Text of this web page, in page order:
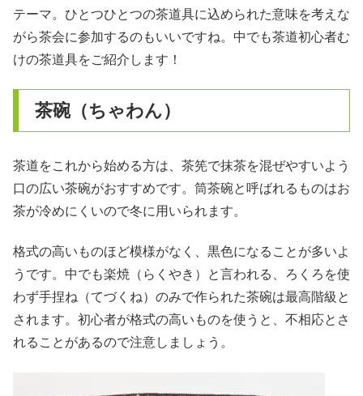
テーマ。ひとつひとつの茶道具に込められた意味を考えな
がら茶会に参加するのもいいですね。中でも茶道初心者む
けの茶道具をご紹介します！
茶碗（ちゃわん）
茶道をこれから始める方は、茶筅で抹茶を混ぜやすいよう
口の広い茶碗がおすすめです。筒茶碗と呼ばれるものはお
茶が冷めにくいので冬に用いられます。
格式の高いものほど模様がなく、黒色になることが多いよ
うです。中でも楽焼（らくやき）と言われる、ろくろを使
わず手捏ね（てづくね）のみで作られた茶碗は最高階級と
されます。初心者が格式の高いものを使うと、不相応とさ
れることがあるので注意しましょう。